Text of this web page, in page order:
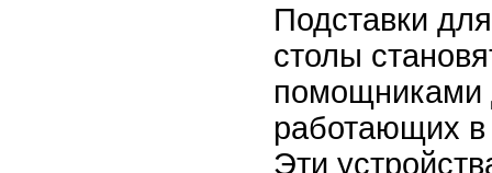
Подставки
столы
помощниками
работающих
Эти